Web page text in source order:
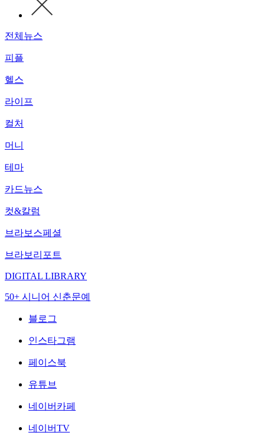
전체뉴스
피플
헬스
라이프
컬처
머니
테마
카드뉴스
컷&칼럼
브라보스페셜
브라보리포트
DIGITAL LIBRARY
50+ 시니어 신춘문예
블로그
인스타그램
페이스북
유튜브
네이버카페
네이버TV